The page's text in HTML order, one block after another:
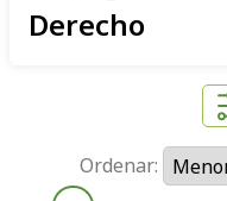
Derecho
Ordenar: